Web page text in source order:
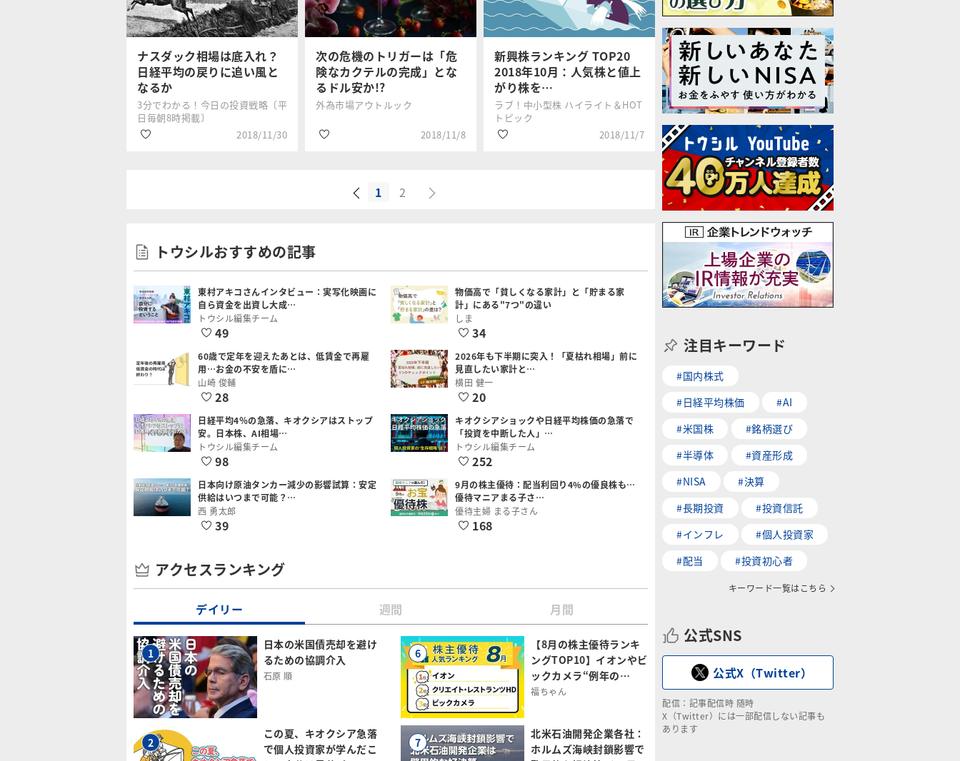
窪田 真之
#GAFA
#バフェット
三井住友DSア
セットマネジ
メント
#GAFA
岡村 友哉
#国内株式
#新興株
ナスダック相場は底入れ？
日経平均の戻りに追い風と
なるか
3分でわかる！今日の投資戦略〔平
日毎朝8時掲載〕
2018/11/30
香川 睦
#NASDAQ
次の危機のトリガーは「危
険なカクテルの完成」とな
るドル安か!?
外為市場アウトルック
2018/11/8
新興株ランキング TOP20
2018年10月：人気株と値上
がり株を…
ラブ！中小型株 ハイライト＆HOT
トピック
2018/11/7
1 2
トウシルおすすめの記事
東村アキコさんインタビュー：実写化映画に
自ら資金を出資し大成…
トウシル編集チーム
49
物価高で「貧しくなる家計」と「貯まる家
計」にある"7つ"の違い
しま
34
60歳で定年を迎えたあとは、低賃金で再雇
用…お金の不安を盾に…
山崎 俊輔
28
2026年も下半期に突入！「夏枯れ相場」前に
見直したい家計と…
横田 健一
20
日経平均4％の急落、キオクシアはストップ
安。日本株、AI相場…
トウシル編集チーム
98
キオクシアショックや日経平均株価の急落で
「投資を中断した人」…
トウシル編集チーム
252
日本向け原油タンカー減少の影響試算：安定
供給はいつまで可能？…
西 勇太郎
39
9月の株主優待：配当利回り4%の優良株も…
優待マニアまる子さ…
優待主婦 まる子さん
168
アクセスランキング
デイリー 週間 月間
1
日本の米国債売却を避け
るための協調介入
石原 順
2
この夏、キオクシア急落
で個人投資家が学んだこ
6
【8月の株主優待ランキ
ングTOP10】イオンやビ
ックカメラ“例年の…
福ちゃん
7
北米石油開発企業各社：
ホルムズ海峡封鎖影響で
注目キーワード
#国内株式
#日経平均株価
#AI
#米国株
#銘柄選び
#半導体
#資産形成
#NISA
#決算
#長期投資
#投資信託
#インフレ
#個人投資家
#配当
#投資初心者
キーワード一覧はこちら
公式SNS
公式X（Twitter）
配信：記事配信時 随時
X（Twitter）には一部配信しない記事も
あります